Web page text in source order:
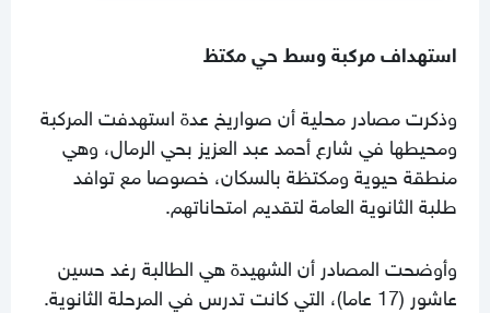
استهداف مركبة وسط حي مكتظ
وذكرت مصادر محلية أن صواريخ عدة استهدفت المركبة
ومحيطها في شارع أحمد عبد العزيز بحي الرمال، وهي
منطقة حيوية ومكتظة بالسكان، خصوصا مع توافد
طلبة الثانوية العامة لتقديم امتحاناتهم.
وأوضحت المصادر أن الشهيدة هي الطالبة رغد حسين
عاشور (17 عاما)، التي كانت تدرس في المرحلة الثانوية.